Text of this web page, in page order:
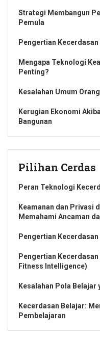
Strategi Membangun
Pemula
Pengertian
Mengapa Teknologi
Penting?
Kesalahan Umum
Kerugian Ekonomi
Bangunan
Pilihan Cerdas
Peran Teknologi
Keamanan dan Privasi
Memahami Ancaman
Pengertian
Pengertian
Fitness Intelligence)
Kesalahan Pola
Kecerdasan Belajar:
Pembelajaran